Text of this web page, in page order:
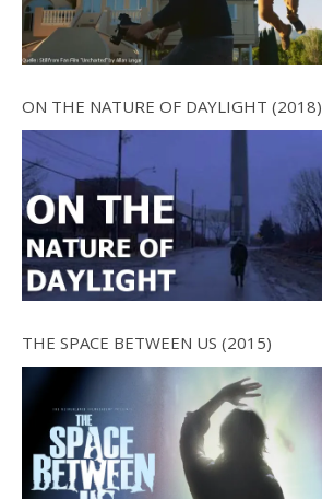
ON THE NATURE OF DAYLIGHT (2018)
THE SPACE BETWEEN US (2015)